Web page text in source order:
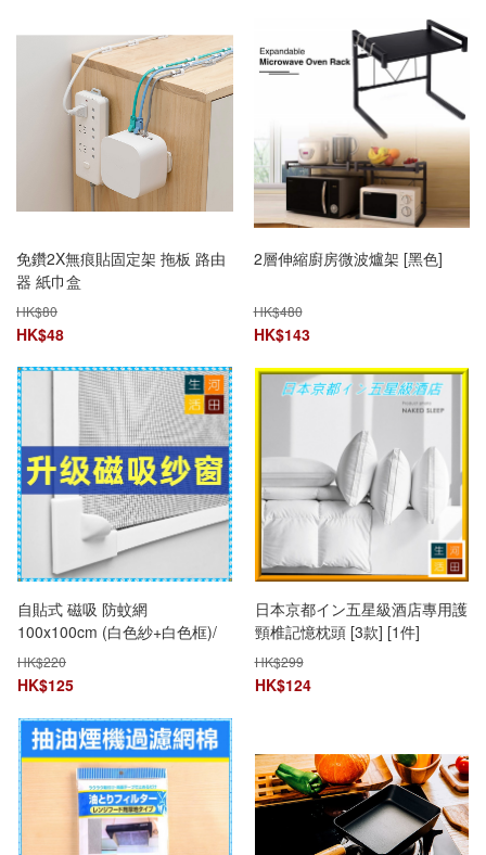
免鑽2X無痕貼固定架 拖板 路由
器 紙巾盒
HK$80
HK$48
2層伸縮廚房微波爐架 [黑色]
HK$480
HK$143
自貼式 磁吸 防蚊網
100x100cm (白色紗+白色框)/
自粘窗紗網/紗窗/隱形/簡易簾/
自裝蚊網/防蚊網/磁吸
HK$220
HK$125
日本京都イン五星級酒店專用護
頸椎記憶枕頭 [3款] [1件]
HK$299
HK$124